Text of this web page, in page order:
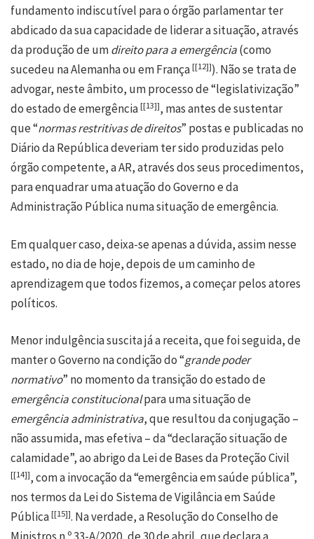
fundamento indiscutível para o órgão parlamentar ter
abdicado da sua capacidade de liderar a situação, através
da produção de umdireito para a emergência(como
sucedeu na Alemanha ou em França[[12]]). Não se trata de
advogar, neste âmbito, um processo de “legislativização”
do estado de emergência[[13]], mas antes de sustentar
que “normas restritivas de direitos” postas e publicadas no
Diário da República deveriam ter sido produzidas pelo
órgão competente, a AR, através dos seus procedimentos,
para enquadrar uma atuação do Governo e da
Administração Pública numa situação de emergência.
Em qualquer caso, deixa-se apenas a dúvida, assim nesse
estado, no dia de hoje, depois de um caminho de
aprendizagem que todos fizemos, a começar pelos atores
políticos.
Menor indulgência suscita já a receita, que foi seguida, de
manter o Governo na condição do “grande poder
normativo” no momento da transição do estado de
emergência constitucionalpara uma situação de
emergência administrativa, que resultou da conjugação –
não assumida, mas efetiva – da “declaração situação de
calamidade”, ao abrigo da Lei de Bases da Proteção Civil
[[14]], com a invocação da “emergência em saúde pública”,
nos termos da Lei do Sistema de Vigilância em Saúde
Pública[[15]]. Na verdade, a Resolução do Conselho de